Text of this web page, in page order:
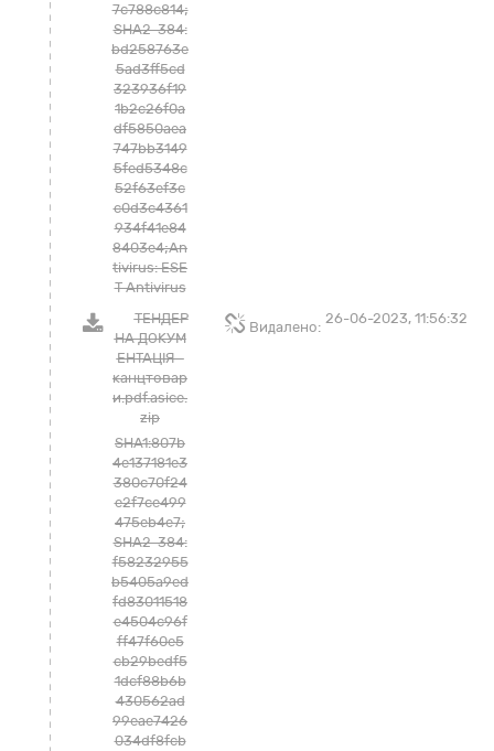
7c788c814;
SHA2-384:
bd258763e
5ad3ff5cd
323936f19
1b2c26f0a
df5850aea
747bb3149
5fed5348c
52f63ef3c
c0d3c4361
934f41e84
8403e4;An
tivirus: ESE
T Antivirus
ТЕНДЕР
НА ДОКУМ
ЕНТАЦІЯ -
канцтовар
и.pdf.asice.
zip
SHA1:807b
4e137181e3
380c70f24
e2f7ce499
475eb4e7;
SHA2-384:
f58232955
b5405a9ed
fd83011518
e4504c96f
ff47f60e5
cb29bedf5
1dcf88b6b
430562ad
99eae7426
034df8fcb
Видалено:
26-06-2023, 11:56:32